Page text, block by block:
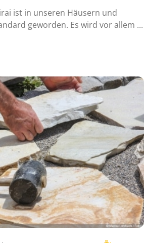
ist in unseren Häusern und
geworden. Es wird vor allem ...